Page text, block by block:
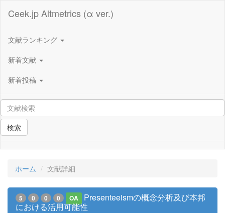
Ceek.jp Altmetrics (α ver.)
文献ランキング
新着文献
新着投稿
検索
ホーム 文献詳細
5 0 0 0 OA
Presenteeismの概念分析及び本邦
における活用可能性